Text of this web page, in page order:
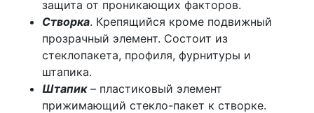
защита от проникающих факторов.
Створка. Крепящийся кроме подвижный
прозрачный элемент. Состоит из
стеклопакета, профиля, фурнитуры и
штапика.
Штапик– пластиковый элемент
прижимающий стекло-пакет к створке.